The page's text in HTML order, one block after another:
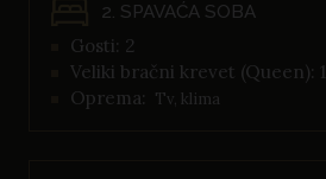
2. SPAVAĆA SOBA
Gosti: 2
Veliki bračni krevet (Queen): 1
Oprema: Tv, klima